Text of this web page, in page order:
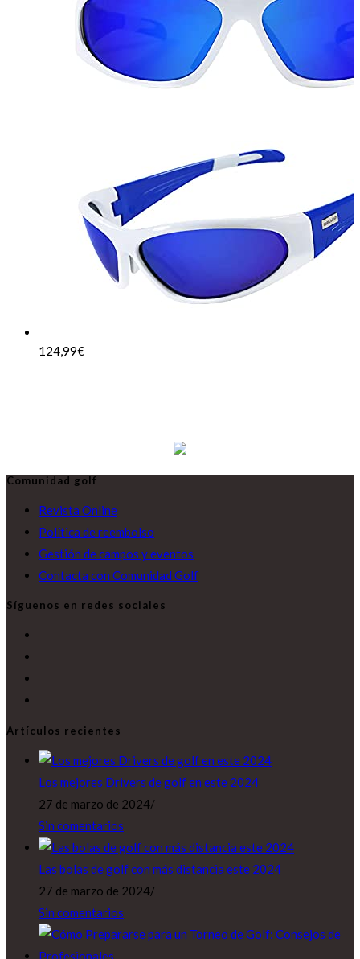
124,99€
Comunidad golf
Revista Online
Política de reembolso
Gestión de campos y eventos
Contacta con Comunidad Golf
Síguenos en redes sociales
pestaña
nueva
pestaña
una
nueva
pestaña
Artículos recientes
Los mejores Drivers de golf en este 2024
27 de marzo de 2024/
Sin comentarios
Las bolas de golf con más distancia este 2024
27 de marzo de 2024/
Sin comentarios